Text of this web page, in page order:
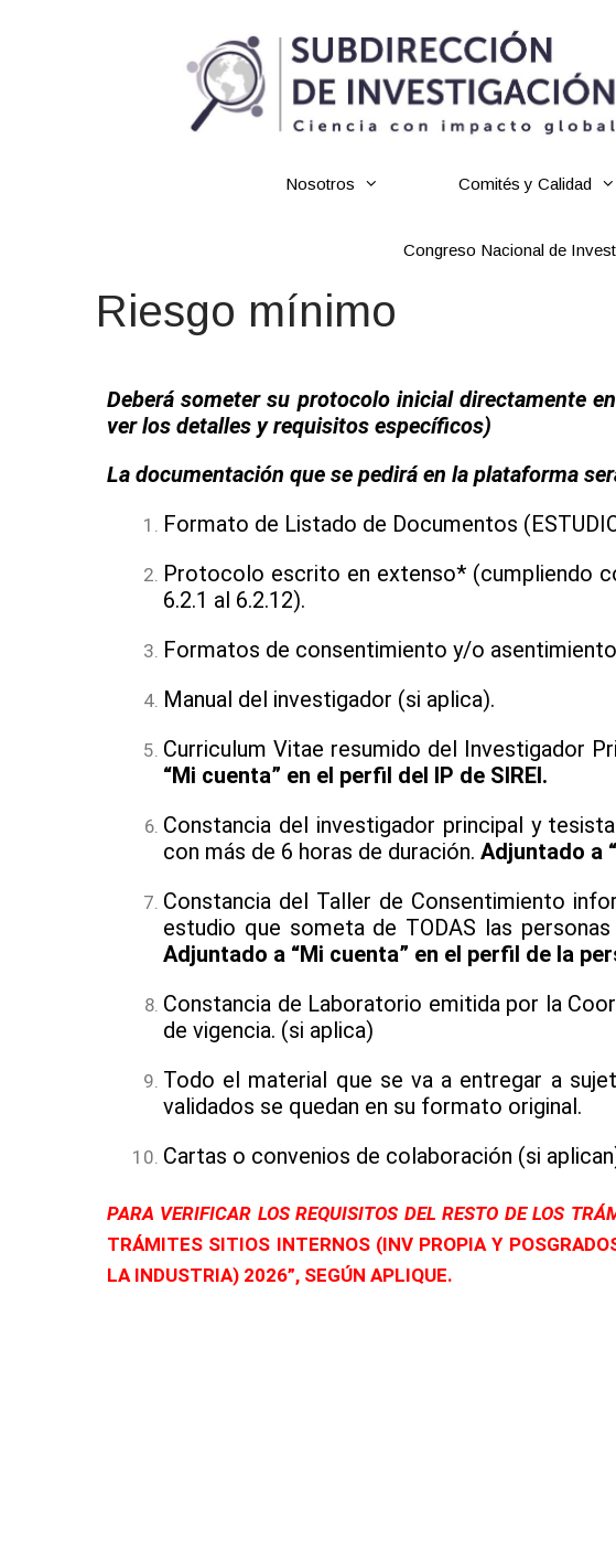
Nosotros Comités y Calidad
Congreso Nacional de
Riesgo mínimo
Deberá someter su protocolo inicial directamente
ver los detalles y requisitos específicos)
La documentación que se pedirá en la plataforma
Formato de Listado de Documentos
Protocolo escrito en extenso* (cumpliendo
6.2.1 al 6.2.12).
Formatos de consentimiento y/o
Manual del investigador (si aplica).
Curriculum Vitae resumido del Investigador
“Mi cuenta” en el perfil del IP de SIREI.
Constancia del investigador principal y
con más de 6 horas de duración. Adjuntado a
Constancia del Taller de Consentimiento
estudio que someta de TODAS las
Adjuntado a “Mi cuenta” en el perfil de la
Constancia de Laboratorio emitida por la
de vigencia. (si aplica)
Todo el material que se va a entregar a
validados se quedan en su formato original.
Cartas o convenios de colaboración (si
PARA VERIFICAR LOS REQUISITOS DEL RESTO DE LOS
TRÁMITES SITIOS INTERNOS (INV PROPIA Y
LA INDUSTRIA) 2026”, SEGÚN APLIQUE.